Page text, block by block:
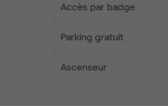
Accès par badge
Parking gratuit
Ascenseur